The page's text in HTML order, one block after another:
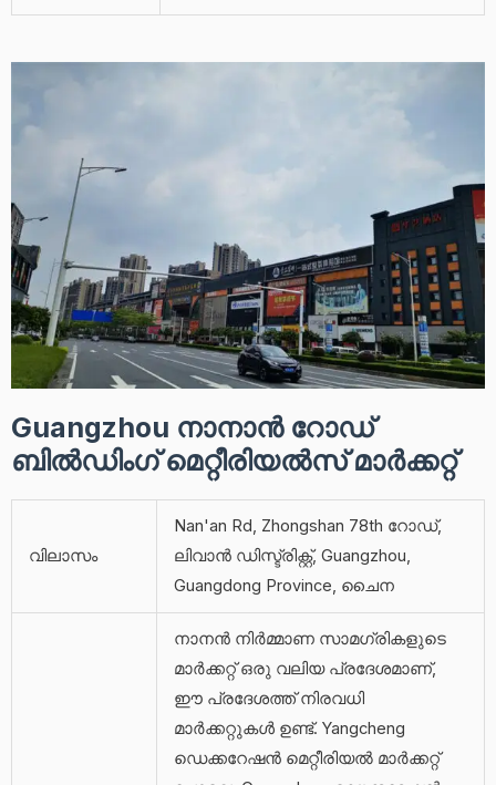
Guangzhou നാനാൻ റോഡ്
ബിൽഡിംഗ് മെറ്റീരിയൽസ് മാർക്കറ്റ്
വിലാസം
Nan'an Rd, Zhongshan 78th റോഡ്,
ലിവാൻ ഡിസ്ട്രിക്റ്റ്, Guangzhou,
Guangdong Province, ചൈന
നാനൻ നിർമ്മാണ സാമഗ്രികളുടെ
മാർക്കറ്റ് ഒരു വലിയ പ്രദേശമാണ്,
ഈ പ്രദേശത്ത് നിരവധി
മാർക്കറ്റുകൾ ഉണ്ട്. Yangcheng
ഡെക്കറേഷൻ മെറ്റീരിയൽ മാർക്കറ്റ്